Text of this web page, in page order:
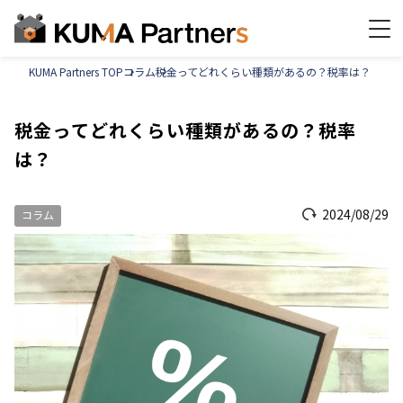
KUMA Partners TOPコラム税金ってどれくらい種類があるの？税率は？
税金ってどれくらい種類があるの？税率
は？
コラム 2024/08/29